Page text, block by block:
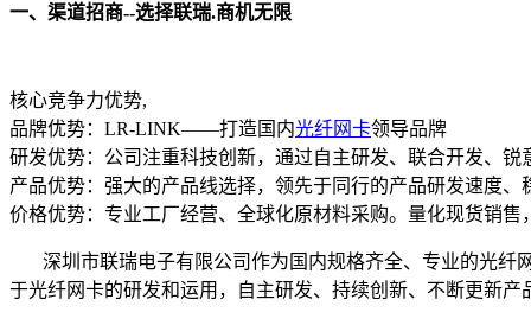
一、渠道招商--选择联瑞.商机无限
核心竞争力优势,
品牌优势：LR-LINK——打造国内光纤网卡领导品牌
研发优势：公司注重科技创新，通过自主研发、联合开发、
产品优势：强大的产品线选择，领先于同行的产品研发速度
价格优势：专业工厂经营、全球化原材料采购。量化现货销
深圳市联瑞电子有限公司作为国内规格齐全、专业的光纤
于光纤网卡的研发和运用，自主研发、持续创新、不断更新